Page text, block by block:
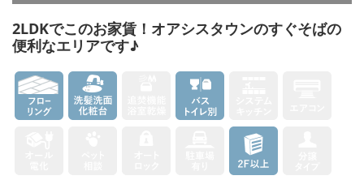
2LDKでこのお家賃！オアシスタウンのすぐそばの
便利なエリアです♪